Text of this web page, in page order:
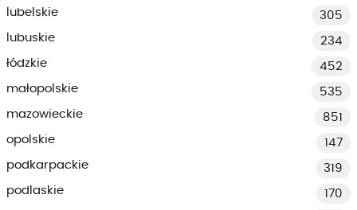
lubelskie
305
lubuskie
234
łódzkie
452
małopolskie
535
mazowieckie
851
opolskie
147
podkarpackie
319
podlaskie
170